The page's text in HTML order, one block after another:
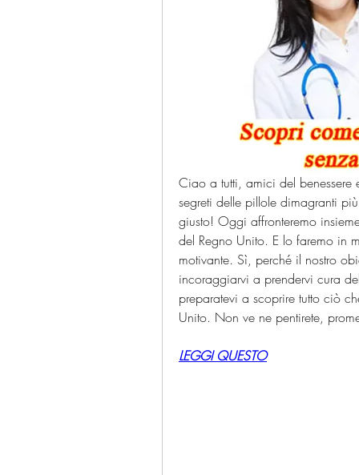
Ciao a tutti, amici del benessere
segreti delle pillole dimagranti
giusto! Oggi affronteremo
del Regno Unito. E lo faremo in
motivante. Sì, perché il nostro
incoraggiarvi a prendervi cura
preparatevi a scoprire tutto ciò
Unito. Non ve ne pentirete,
LEGGI QUESTO